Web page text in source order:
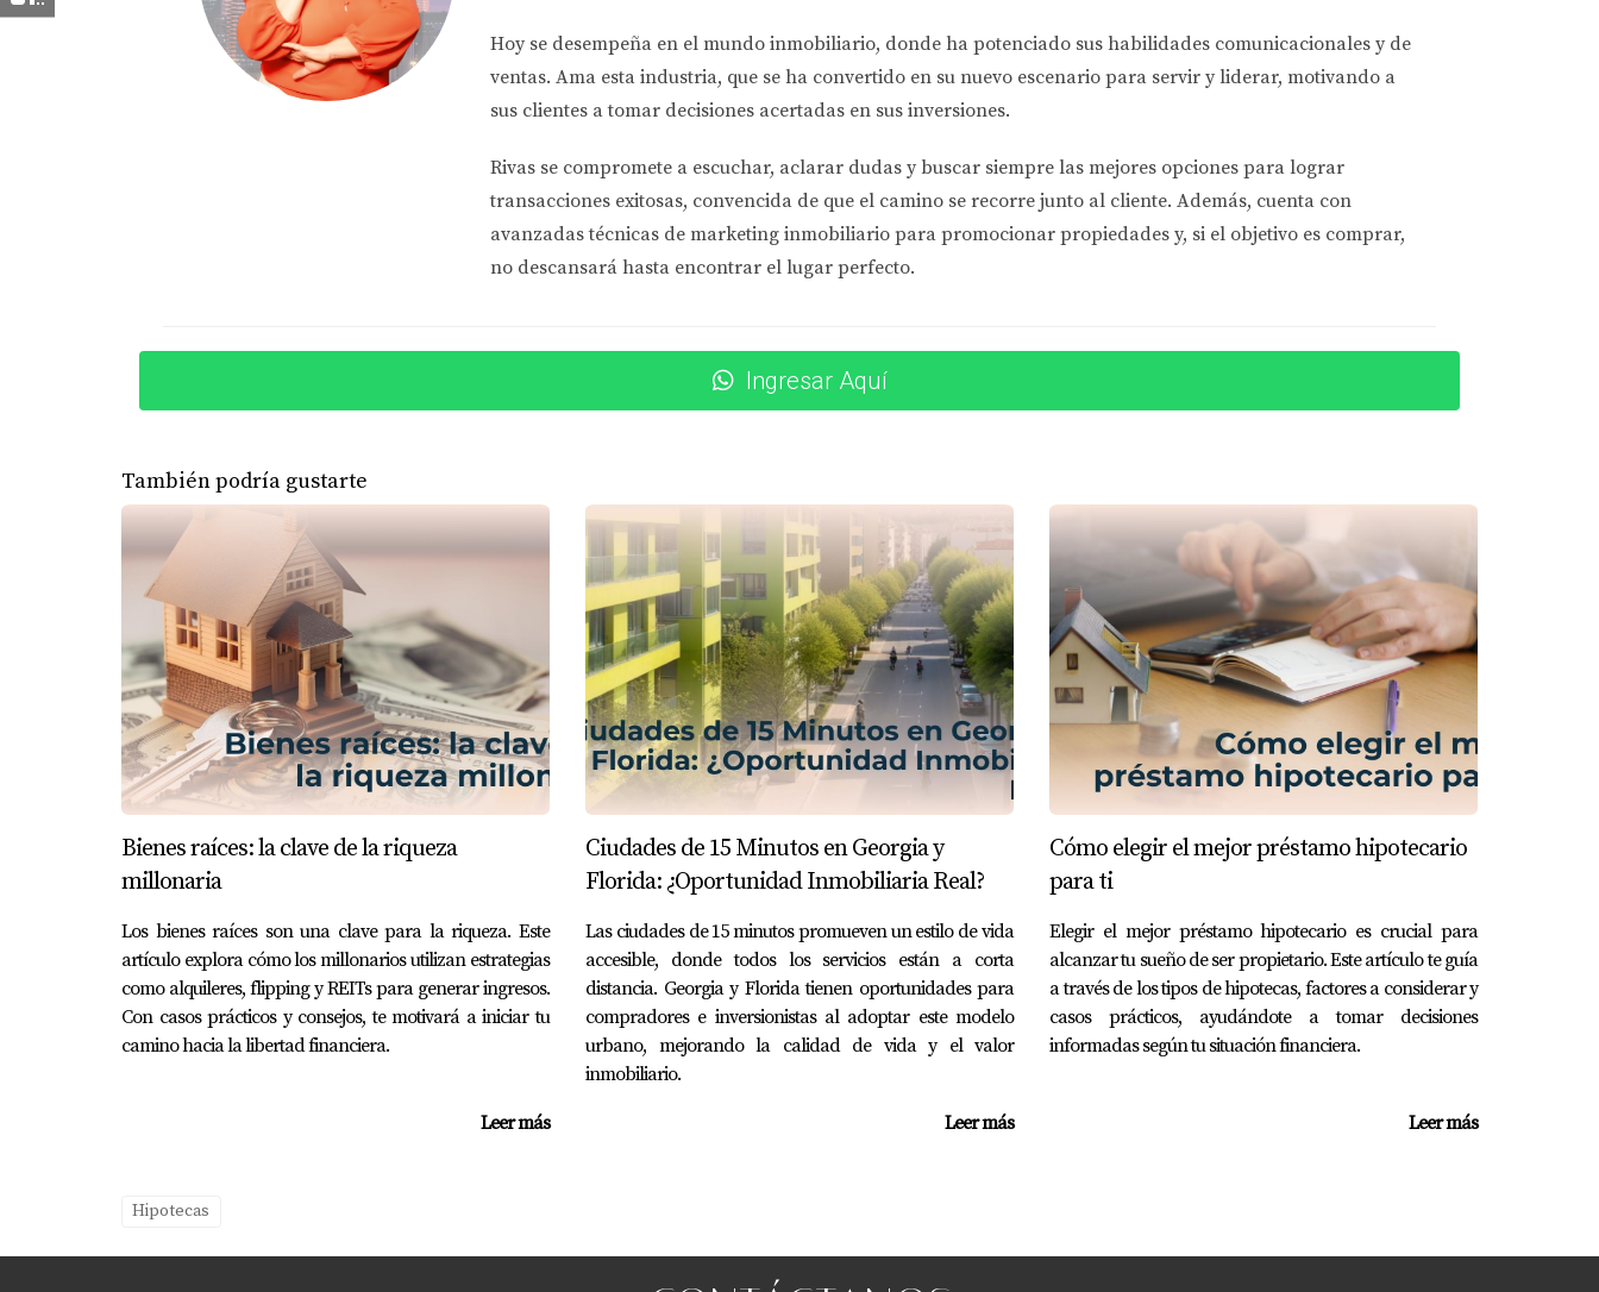
Además del aumento en la tasa de interés, algunos prestamistas pueden cobrar tarifas adicionales por extender el rate lock o por reactivar el proceso.
Estos costos pueden acumularse rápidamente y afectar tu presupuesto.
Impacto en la compra de la vivienda
préstamo, podrías perder la oportunidad de adquirir la propiedad deseada.
¿QUÉ HACER SI HAY RETRASOS?
causando el retraso. Cuanto más informado estés, mejor podrás manejar la situación.
Considerar un "float down"
Algunos prestamistas ofrecen una opción llamada "float down", que te permite cambiar a una tasa más baja si las tasas bajan durante el período de
espera. Esta puede ser una excelente opción si crees que las tasas podrían disminuir antes del cierre.
CASOS PRÁCTICOS
Para ilustrar mejor cómo manejar situaciones relacionadas con el rate lock, aquí tienes tres casos prácticos:
Caso 1: Retraso por documentación incompleta
Imagina que has asegurado un rate lock a una tasa atractiva, pero surge un problema con la verificación de tus ingresos. La falta de documentación
adecuada retrasa el cierre. En este caso, lo mejor es contactar a tu prestamista inmediatamente para proporcionar la información necesaria y evitar
perder la tasa.
Caso 2: Cambios en las condiciones del mercado
Supongamos que has cerrado con éxito tu rate lock pero justo antes del cierre, las tasas comienzan a bajar drásticamente. Si tienes la opción del "float
down", asegúrate de utilizarla para obtener la mejor oferta posible.
PREGUNTAS FRECUENTES
¿Cuánto tiempo dura típicamente un rate lock?
Hoy se desempeña en el mundo inmobiliario, donde ha potenciado sus habilidades comunicacionales y de
ventas. Ama esta industria, que se ha convertido en su nuevo escenario para servir y liderar, motivando a
sus clientes a tomar decisiones acertadas en sus inversiones.
Rivas se compromete a escuchar, aclarar dudas y buscar siempre las mejores opciones para lograr
transacciones exitosas, convencida de que el camino se recorre junto al cliente. Además, cuenta con
avanzadas técnicas de marketing inmobiliario para promocionar propiedades y, si el objetivo es comprar,
no descansará hasta encontrar el lugar perfecto.
Ingresar Aquí
También podría gustarte
Bienes raíces: la clave de la riqueza
millonaria
Los bienes raíces son una clave para la riqueza. Este
artículo explora cómo los millonarios utilizan estrategias
como alquileres, flipping y REITs para generar ingresos.
Con casos prácticos y consejos, te motivará a iniciar tu
camino hacia la libertad financiera.
Leer más
Ciudades de 15 Minutos en Georgia y
Florida: ¿Oportunidad Inmobiliaria Real?
Las ciudades de 15 minutos promueven un estilo de vida
accesible, donde todos los servicios están a corta
distancia. Georgia y Florida tienen oportunidades para
compradores e inversionistas al adoptar este modelo
urbano, mejorando la calidad de vida y el valor
inmobiliario.
Leer más
Cómo elegir el mejor préstamo hipotecario
para ti
Elegir el mejor préstamo hipotecario es crucial para
alcanzar tu sueño de ser propietario. Este artículo te guía
a través de los tipos de hipotecas, factores a considerar y
casos prácticos, ayudándote a tomar decisiones
informadas según tu situación financiera.
Leer más
Hipotecas